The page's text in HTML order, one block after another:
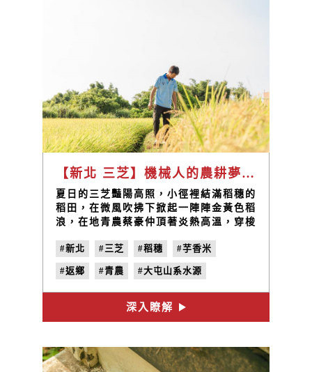
【新北 三芝】機械人的農耕夢，用友善稻米實踐對生活的理想 / 豪米好菜 蔡豪仲
夏日的三芝豔陽高照，小徑裡結滿稻穗的
稻田，在微風吹拂下掀起一陣陣金黃色稻
浪，在地青農蔡豪仲頂著炎熱高溫，穿梭
著今年細心栽種的芋香米能有好的收成。
#新北 #三芝 #稻穗 #芋香米
#返鄉 #青農 #大屯山系水源
#地味誌 #夏日納涼季 #農民力
深入瞭解